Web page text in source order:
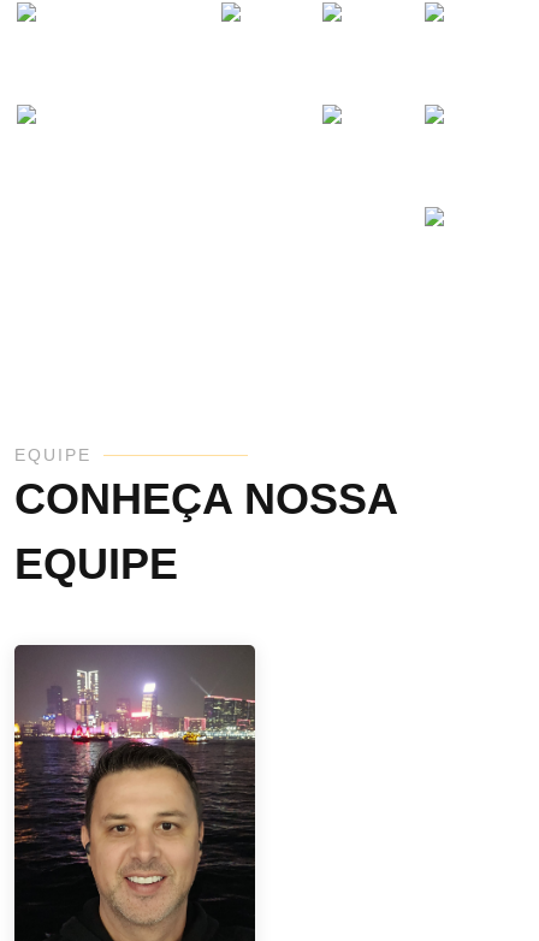
EQUIPE
CONHEÇA NOSSA
EQUIPE